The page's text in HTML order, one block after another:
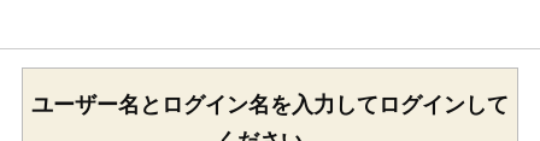
ユーザー名とログイン名を入力してログインして